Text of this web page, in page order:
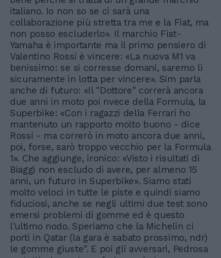
italiano. Io non so se ci sarà una
collaborazione più stretta tra me e la Fiat, ma
non posso escluderlo». Il marchio Fiat-
Yamaha è importante ma il primo pensiero di
Valentino Rossi è vincere: «La nuova M1 va
benissimo: se si corresse domani, saremo lì
sicuramente in lotta per vincere». Sim parla
anche di futuro: «Il "Dottore" correrà ancora
due anni in moto poi nvece della Formula, la
Superbike: «Con i ragazzi della Ferrari ho
mantenuto un rapporto molto buono - dice
Rossi - ma correrò in moto ancora due anni,
poi, forse, sarò troppo vecchio per la Formula
1». Che aggiunge, ironico: «Visto i risultati di
Biaggi non escludo di avere, per almeno 15
anni, un futuro in Superbike». Siamo stati
molto veloci in tutte le piste e quindi siamo
fiduciosi, anche se negli ultimi due test sono
emersi problemi di gomme ed è questo
l'ultimo nodo. Speriamo che la Michelin ci
porti in Qatar (la gara è sabato prossimo, ndr)
le gomme giuste". E poi gli avversari, Pedrosa